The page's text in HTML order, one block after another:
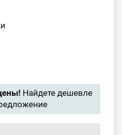
Найдете дешевле